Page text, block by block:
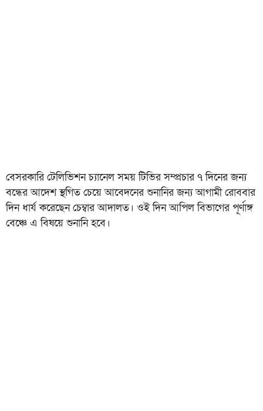
বেসরকারি টেলিভিশন চ্যানেল সময় টিভির সম্প্রচার ৭ দিনের জন্য
বন্ধের আদেশ স্থগিত চেয়ে আবেদনের শুনানির জন্য আগামী রোববার
দিন ধার্য করেছেন চেম্বার আদালত। ওই দিন আপিল বিভাগের পূর্ণাঙ্গ
বেঞ্চে এ বিষয়ে শুনানি হবে।